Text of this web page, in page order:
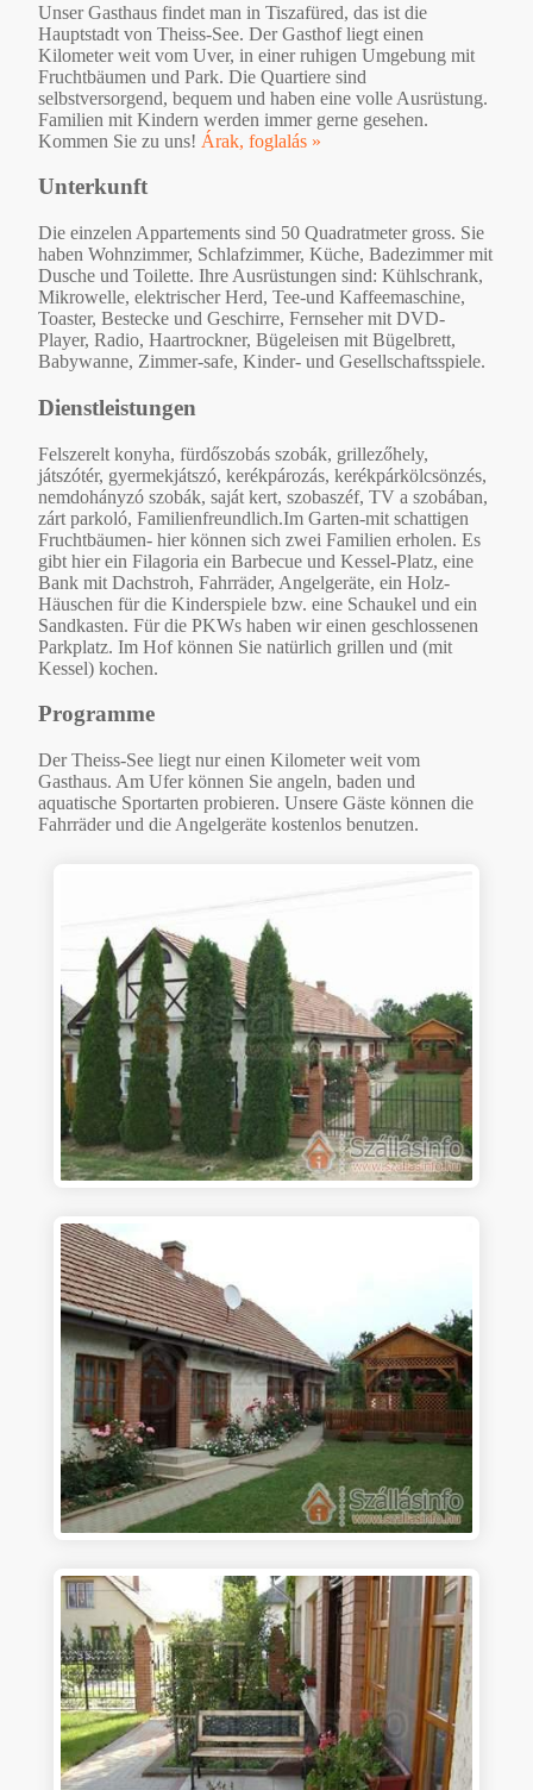
Unser Gasthaus findet man in Tiszafüred, das ist die
Hauptstadt von Theiss-See. Der Gasthof liegt einen
Kilometer weit vom Uver, in einer ruhigen Umgebung mit
Fruchtbäumen und Park. Die Quartiere sind
selbstversorgend, bequem und haben eine volle Ausrüstung.
Familien mit Kindern werden immer gerne gesehen.
Kommen Sie zu uns! Árak, foglalás »
Unterkunft
Die einzelen Appartements sind 50 Quadratmeter gross. Sie
haben Wohnzimmer, Schlafzimmer, Küche, Badezimmer mit
Dusche und Toilette. Ihre Ausrüstungen sind: Kühlschrank,
Mikrowelle, elektrischer Herd, Tee-und Kaffeemaschine,
Toaster, Bestecke und Geschirre, Fernseher mit DVD-
Player, Radio, Haartrockner, Bügeleisen mit Bügelbrett,
Babywanne, Zimmer-safe, Kinder- und Gesellschaftsspiele.
Dienstleistungen
Felszerelt konyha, fürdőszobás szobák, grillezőhely,
játszótér, gyermekjátszó, kerékpározás, kerékpárkölcsönzés,
nemdohányzó szobák, saját kert, szobaszéf, TV a szobában,
zárt parkoló, Familienfreundlich.Im Garten-mit schattigen
Fruchtbäumen- hier können sich zwei Familien erholen. Es
gibt hier ein Filagoria ein Barbecue und Kessel-Platz, eine
Bank mit Dachstroh, Fahrräder, Angelgeräte, ein Holz-
Häuschen für die Kinderspiele bzw. eine Schaukel und ein
Sandkasten. Für die PKWs haben wir einen geschlossenen
Parkplatz. Im Hof können Sie natürlich grillen und (mit
Kessel) kochen.
Programme
Der Theiss-See liegt nur einen Kilometer weit vom
Gasthaus. Am Ufer können Sie angeln, baden und
aquatische Sportarten probieren. Unsere Gäste können die
Fahrräder und die Angelgeräte kostenlos benutzen.